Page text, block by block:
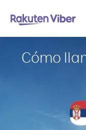
Cómo